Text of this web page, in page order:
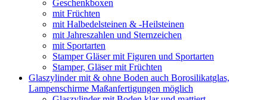
Geschenkboxen
mit Früchten
mit Halbedelsteinen & -Heilsteinen
mit Jahreszahlen und Sternzeichen
mit Sportarten
Stamper Gläser mit Figuren und Sportarten
Stamper, Gläser mit Früchten
Glaszylinder mit & ohne Boden auch Borosilikatglas,
Lampenschirme Maßanfertigungen möglich